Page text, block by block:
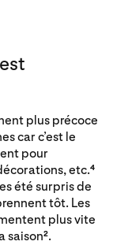
plus précoce
car c’est le
pour
etc.4
été surpris de
tôt. Les
plus vite
saison2.